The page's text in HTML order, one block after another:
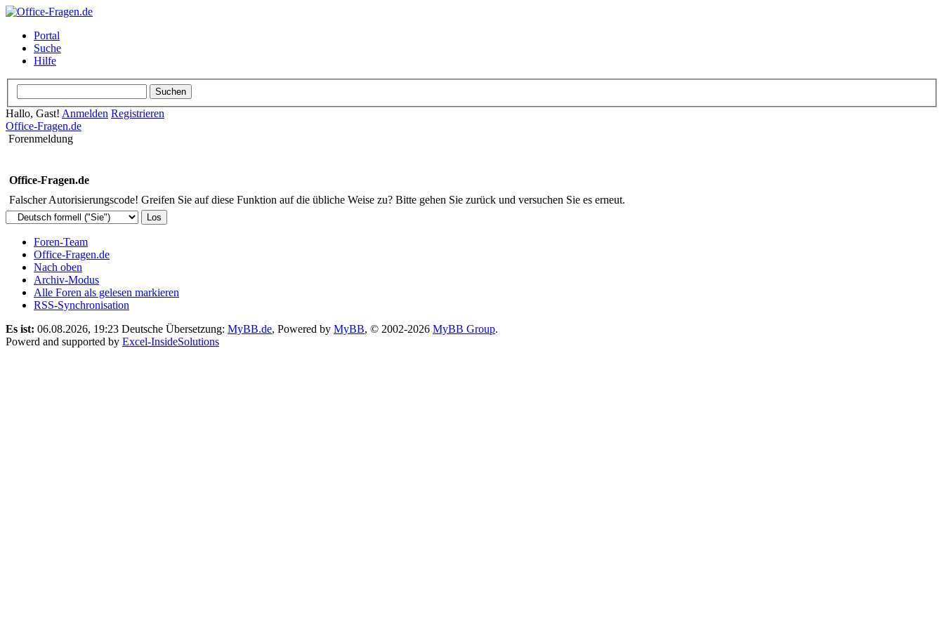
Portal
Suche
Hilfe
Hallo, Gast! Anmelden Registrieren
Office-Fragen.de
Forenmeldung
Office-Fragen.de
Falscher Autorisierungscode! Greifen Sie auf diese Funktion auf die übliche Weise zu? Bitte gehen Sie zurück und versuchen Sie es erneut.
Foren-Team
Office-Fragen.de
Nach oben
Archiv-Modus
Alle Foren als gelesen markieren
RSS-Synchronisation
Es ist: 06.08.2026, 19:23 Deutsche Übersetzung: MyBB.de, Powered by MyBB, © 2002-2026 MyBB Group.
Powerd and supported by Excel-InsideSolutions